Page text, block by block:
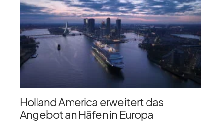
Holland America erweitert das
Angebot an Häfen in Europa